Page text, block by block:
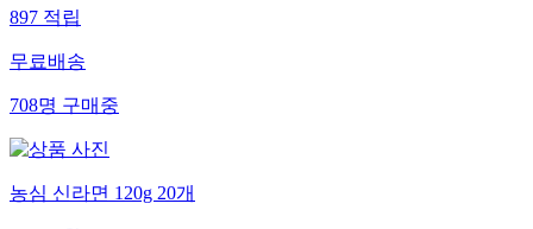
897적립
무료배송
708명구매중
농심 신라면 120g 20개